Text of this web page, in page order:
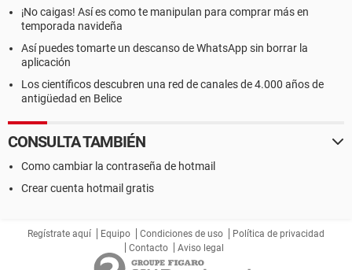
¡No caigas! Así es como te manipulan para comprar más en
temporada navideña
Así puedes tomarte un descanso de WhatsApp sin borrar la
aplicación
Los científicos descubren una red de canales de 4.000 años de
antigüedad en Belice
CONSULTA TAMBIÉN
Como cambiar la contraseña de hotmail
Crear cuenta hotmail gratis
Regístrate aquí Equipo Condiciones de uso
Política de privacidad
Contacto
Aviso legal